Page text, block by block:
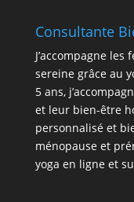
Consultante
J’accompagne
sereine grâce au
5 ans,
et leur bien-être
personnalisé et
ménopause et
yoga en ligne et